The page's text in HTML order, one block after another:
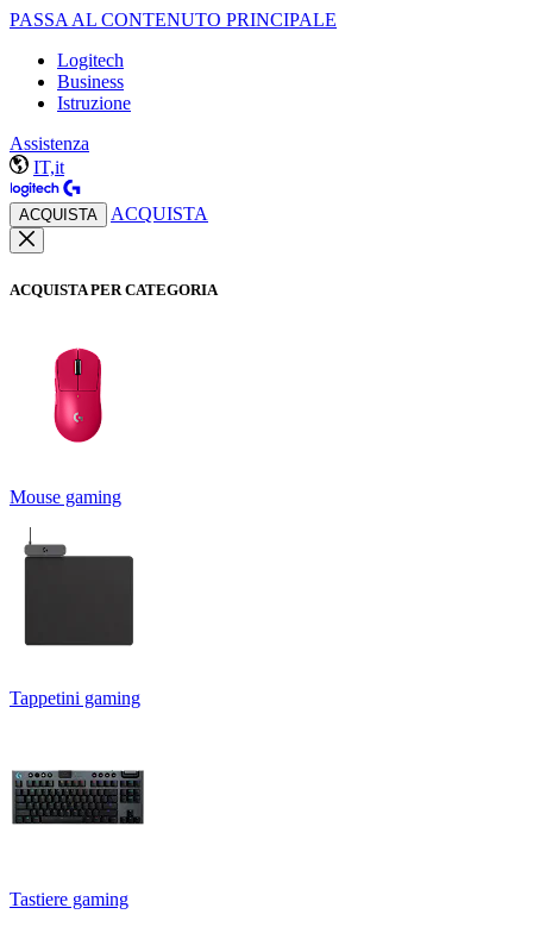
PASSA AL CONTENUTO PRINCIPALE
Logitech
Business
Istruzione
Assistenza
IT,it
ACQUISTA ACQUISTA
ACQUISTA PER CATEGORIA
Mouse gaming
Tappetini gaming
Tastiere gaming